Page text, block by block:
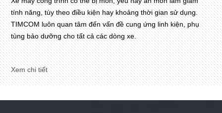
tính năng, tùy theo điều kiện hay khoảng thời gian sử dụng.
TIMCOM luôn quan tâm đến vấn đề cung ứng linh kiện, phụ
tùng bảo dưỡng cho tất cả các dòng xe.
Xem chi tiết